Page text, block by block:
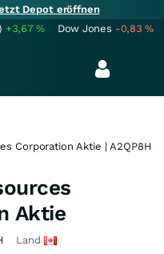
Depot eröffnen
+3,67% Dow Jones -0,83%
Corporation Aktie | A2QP8H
Aktie
Land